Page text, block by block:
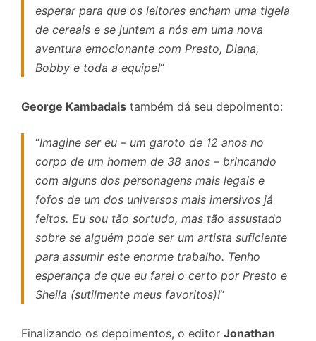
esperar para que os leitores encham uma tigela
de cereais e se juntem a nós em uma nova
aventura emocionante com Presto, Diana,
Bobby e toda a equipe!“
George Kambadais também dá seu depoimento:
“Imagine ser eu – um garoto de 12 anos no
corpo de um homem de 38 anos – brincando
com alguns dos personagens mais legais e
fofos de um dos universos mais imersivos já
feitos. Eu sou tão sortudo, mas tão assustado
sobre se alguém pode ser um artista suficiente
para assumir este enorme trabalho. Tenho
esperança de que eu farei o certo por Presto e
Sheila (sutilmente meus favoritos)!“
Finalizando os depoimentos, o editor Jonathan